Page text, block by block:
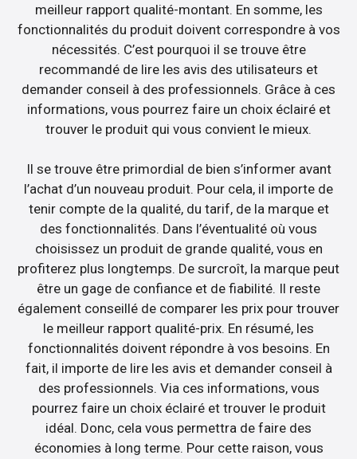
meilleur rapport qualité-montant. En somme, les
fonctionnalités du produit doivent correspondre à vos
nécessités. C’est pourquoi il se trouve être
recommandé de lire les avis des utilisateurs et
demander conseil à des professionnels. Grâce à ces
informations, vous pourrez faire un choix éclairé et
trouver le produit qui vous convient le mieux.
Il se trouve être primordial de bien s’informer avant
l’achat d’un nouveau produit. Pour cela, il importe de
tenir compte de la qualité, du tarif, de la marque et
des fonctionnalités. Dans l’éventualité où vous
choisissez un produit de grande qualité, vous en
profiterez plus longtemps. De surcroît, la marque peut
être un gage de confiance et de fiabilité. Il reste
également conseillé de comparer les prix pour trouver
le meilleur rapport qualité-prix. En résumé, les
fonctionnalités doivent répondre à vos besoins. En
fait, il importe de lire les avis et demander conseil à
des professionnels. Via ces informations, vous
pourrez faire un choix éclairé et trouver le produit
idéal. Donc, cela vous permettra de faire des
économies à long terme. Pour cette raison, vous